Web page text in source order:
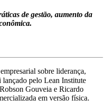
de gestão, aumento da
sobre liderança,
lançado pelo Lean Institute
Gouveia e Ricardo
em versão física.